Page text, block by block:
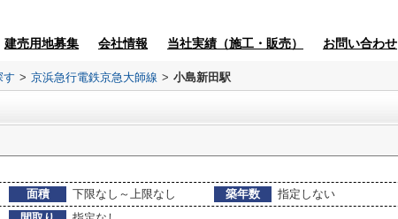
建売用地募集 会社情報 当社実績（施工・販売） お問い合わせ
す > 京浜急行電鉄京急大師線 > 小島新田駅
面積 下限なし～上限なし 築年数
指定しない